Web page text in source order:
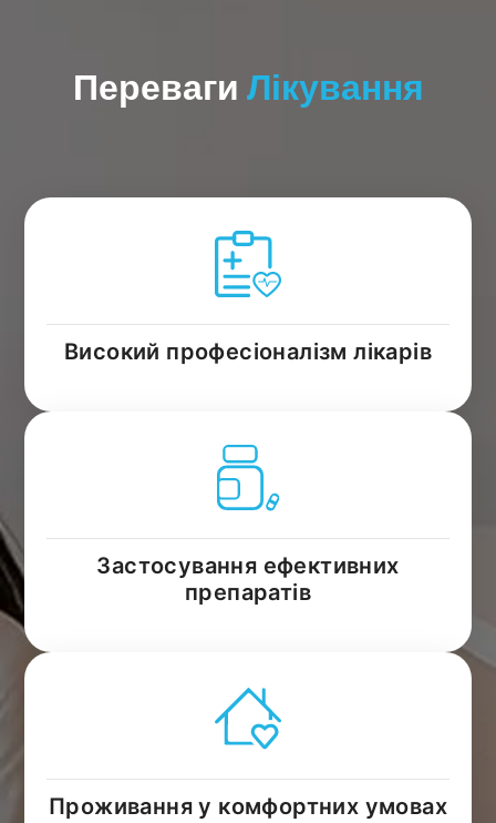
Переваги Лікування
Високий професіоналізм лікарів
Застосування ефективних
препаратів
Проживання у комфортних умовах